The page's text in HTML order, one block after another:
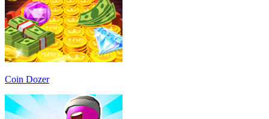
Coin Dozer